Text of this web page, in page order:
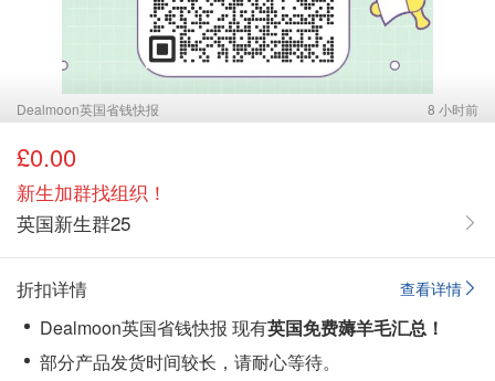
Dealmoon英国省钱快报 8 小时前
£0.00
新生加群找组织！
英国新生群25
查看详情
折扣详情
Dealmoon英国省钱快报 现有英国免费薅羊毛汇总！
部分产品发货时间较长，请耐心等待。